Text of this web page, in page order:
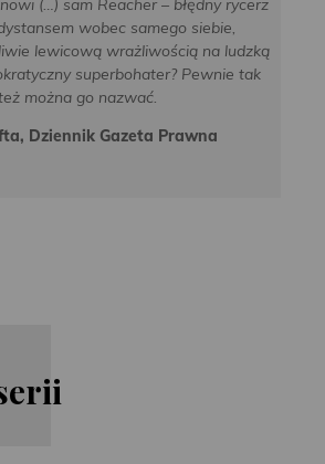
(…) sam Reacher – błędny rycerz
wobec samego siebie,
lewicową wrażliwością na ludzką
superbohater? Pewnie tak
można go nazwać.
Dziennik Gazeta Prawna